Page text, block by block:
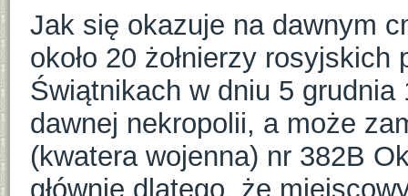
Jak się okazuje na dawnym
około 20 żołnierzy
Świątnikach w dniu 5
dawnej nekropolii, a może
(kwatera wojenna) nr 382B
głównie dlatego, że